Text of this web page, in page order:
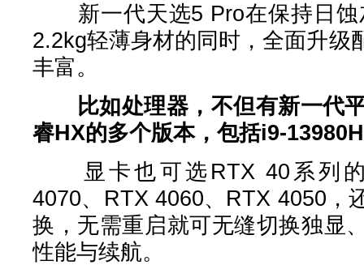
新一代天选5 Pro在保持日蚀
2.2kg轻薄身材的同时，全面升级
丰富。
比如处理器，不但有新一代
睿HX的多个版本，包括i9-
显卡也可选RTX 40系列的
4070、RTX 4060、RTX 4050，
换，无需重启就可无缝切换独显
性能与续航。